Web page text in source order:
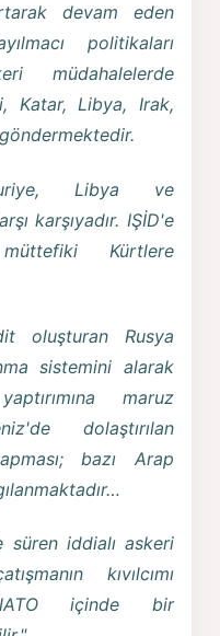
devam eden
politikaları
müdahalelerde
Katar, Libya, Irak,
Libya ve
karşıyadır. IŞİD'e
Kürtlere
oluşturan Rusya
sistemini alarak
maruz
dolaştırılan
bazı Arap
süren iddialı askeri
kıvılcımı
içinde bir